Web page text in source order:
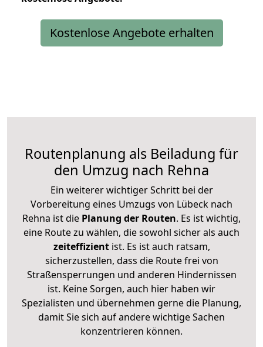
Kostenlose Angebote erhalten
Routenplanung als Beiladung für
den Umzug nach Rehna
Ein weiterer wichtiger Schritt bei der
Vorbereitung eines Umzugs von Lübeck nach
Rehna ist die Planung der Routen. Es ist wichtig,
eine Route zu wählen, die sowohl sicher als auch
zeiteffizientist. Es ist auch ratsam,
sicherzustellen, dass die Route frei von
Straßensperrungen und anderen Hindernissen
ist. Keine Sorgen, auch hier haben wir
Spezialisten und übernehmen gerne die Planung,
damit Sie sich auf andere wichtige Sachen
konzentrieren können.